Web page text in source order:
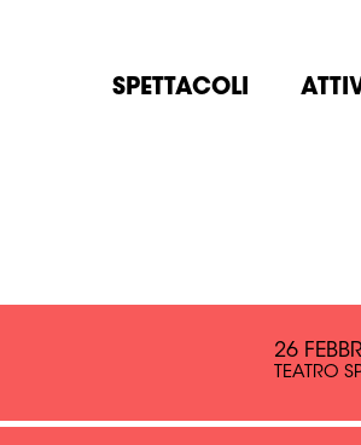
SPETTACOLI
26
TEATRO